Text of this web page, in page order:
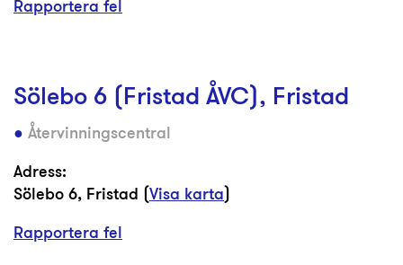
Rapportera fel
Sölebo 6 (Fristad ÅVC), Fristad
Återvinningscentral
Adress:
Sölebo 6, Fristad (Visa karta)
Rapportera fel